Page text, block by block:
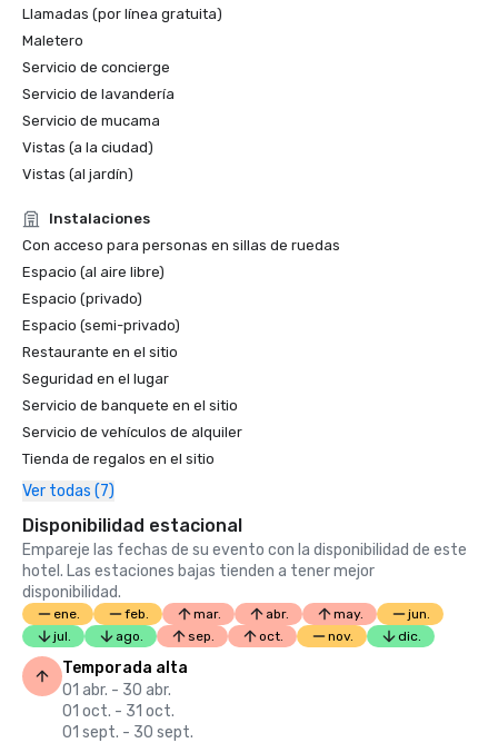
Llamadas (por línea gratuita)
Maletero
Servicio de concierge
Servicio de lavandería
Servicio de mucama
Vistas (a la ciudad)
Vistas (al jardín)
Instalaciones
Con acceso para personas en sillas de ruedas
Espacio (al aire libre)
Espacio (privado)
Espacio (semi-privado)
Restaurante en el sitio
Seguridad en el lugar
Servicio de banquete en el sitio
Servicio de vehículos de alquiler
Tienda de regalos en el sitio
Ver todas (7)
Disponibilidad estacional
Empareje las fechas de su evento con la disponibilidad de este
hotel. Las estaciones bajas tienden a tener mejor
disponibilidad.
ene. feb. mar. abr. may.
jun.
jul.
ago. sep. oct. nov. dic.
Temporada alta
01 abr. - 30 abr.
01 oct. - 31 oct.
01 sept. - 30 sept.